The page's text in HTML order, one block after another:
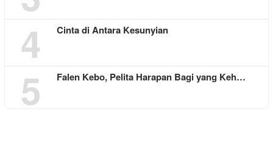
4 Cinta di Antara Kesunyian
5 Falen Kebo, Pelita Harapan Bagi yang Keh…